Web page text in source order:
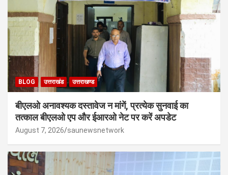
BLOG उत्तराखंड उत्तराखण्ड
बीएलओ अनावश्यक दस्तावेज न मांगें, प्रत्येक सुनवाई का
तत्काल बीएलओ एप और ईआरओ नेट पर करें अपडेट
August 7, 2026 saunewsnetwork